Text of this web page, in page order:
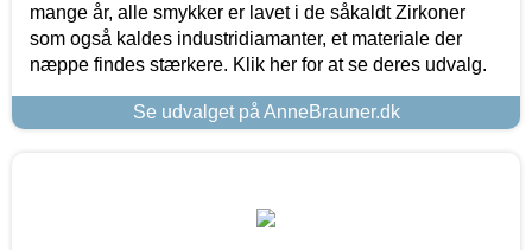
mange år, alle smykker er lavet i de såkaldt Zirkoner
som også kaldes industridiamanter, et materiale der
næppe findes stærkere. Klik her for at se deres udvalg.
Se udvalget på AnneBrauner.dk